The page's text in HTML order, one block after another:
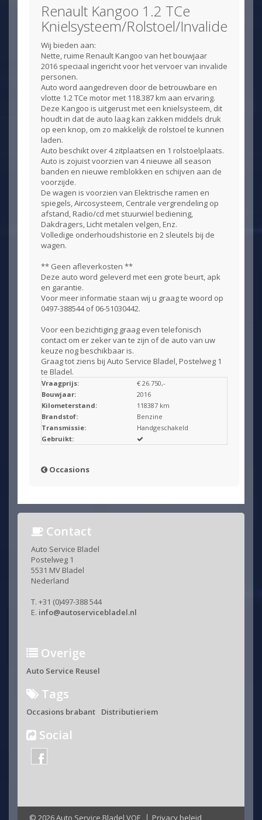
Renault Kangoo 1.2 TCe
Knielsysteem/Rolstoel/Invalide
Wij bieden aan:
Nette, ruime Renault Kangoo van het bouwjaar
2016 speciaal ingericht voor het vervoer van invalide
personen.
Auto word aangedreven door de betrouwbare en
vlotte 1.2 TCe motor met 118.387 km aan ervaring.
Deze Kangoo is uitgerust met een knielsysteem, dit
houdt in dat de auto laag kan zakken middels druk
op een knop, om zo makkelijk de rolstoel te kunnen
laden.
Auto beschikt over 4 zitplaatsen en 1 rolstoelplaats.
Auto is zojuist voorzien van 4 nieuwe all season
banden en nieuwe remblokken en schijven aan de
voorzijde.
De wagen is voorzien van Elektrische ramen en
spiegels, Aircosysteem, Centrale vergrendeling op
afstand, Radio/cd met stuurwiel bediening,
Dakdragers, Licht metalen velgen, Enz.
Volledige onderhoudshistorie en 2 sleutels bij de
wagen.
** Geen afleverkosten **
Deze auto word geleverd met een grote beurt, apk
en garantie.
Voor meer informatie staan wij u graag te woord op
0497-388544 of 06-51030442.
Voor een bezichtiging graag even telefonisch
contact om er zeker van te zijn of de auto van uw
keuze nog beschikbaar is.
Graag tot ziens bij Auto Service Bladel, Postelweg 1
te Bladel.
Vraagprijs:
€ 26.750,-
Bouwjaar:
2016
Kilometerstand:
118387 km
Brandstof:
Benzine
Transmissie:
Handgeschakeld
Gebruikt:
Occasions
Contact
Auto Service Bladel
Postelweg 1
5531 MV Bladel
Nederland
T. +31 (0)497-388 544
E. info@autoservicebladel.nl
Overige
Auto Service Reusel
Tags
Occasions brabant Distributieriem
Social
© 2026 Auto Service Bladel VOF Privacy beleid